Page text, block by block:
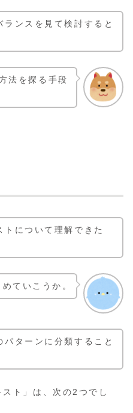
ランスを見て検討すると
法を探る手段
トについて理解できた
ていこうか。
パターンに分類すること
スト」は、次の2つでし